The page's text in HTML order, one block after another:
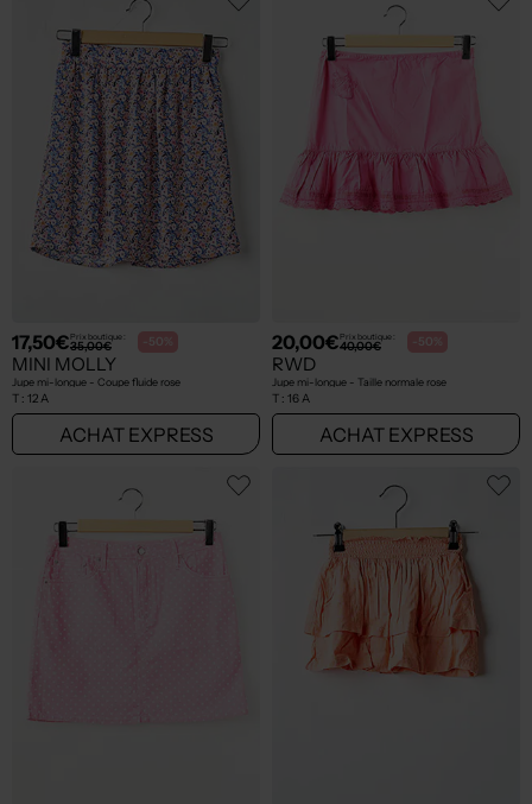
17,50€Prix boutique :
35,00€ -50%
MINI MOLLY
Jupe mi-longue - Coupe fluide rose
T : 12 A
ACHAT EXPRESS
20,00€Prix boutique :
40,00€ -50%
RWD
Jupe mi-longue - Taille normale rose
T : 16 A
ACHAT EXPRESS